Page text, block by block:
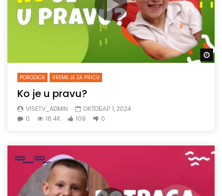
PORODICA VREME JE ZA PRIČU
Ko je u pravu?
VISETV_ADMIN
ОКТОБАР 1, 2024
0
16.4K 109 0